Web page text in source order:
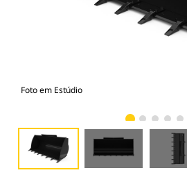
Foto em Estúdio